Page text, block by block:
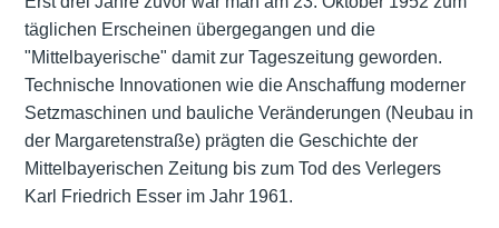
täglichen Erscheinen übergegangen und die
"Mittelbayerische" damit zur Tageszeitung geworden.
Technische Innovationen wie die Anschaffung moderner
Setzmaschinen und bauliche Veränderungen (Neubau in
der Margaretenstraße) prägten die Geschichte der
Mittelbayerischen Zeitung bis zum Tod des Verlegers
Karl Friedrich Esser im Jahr 1961.